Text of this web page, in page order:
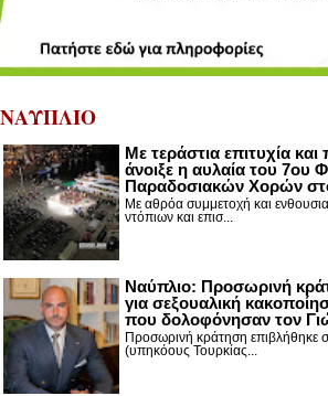
ΝΑΥΠΛΙΟ
Με τεράστια επιτυχία
άνοιξε η αυλαία του 7ου
Παραδοσιακών Χορών
Με αθρόα συμμετοχή και
ντόπιων και επισ...
Ναύπλιο: Προσωρινή
για σεξουαλική
που δολοφόνησαν τον
Προσωρινή κράτηση επιβλήθηκε
(υπηκόους Τουρκίας...